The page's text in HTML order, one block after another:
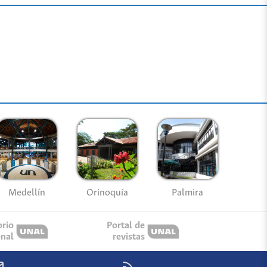
Medellín Orinoquía Palmira
Portal de
revistas